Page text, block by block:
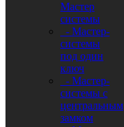
Мастер
системы
- Мастер-
системы
под один
ключ
- Мастер-
системы с
центральным
замком